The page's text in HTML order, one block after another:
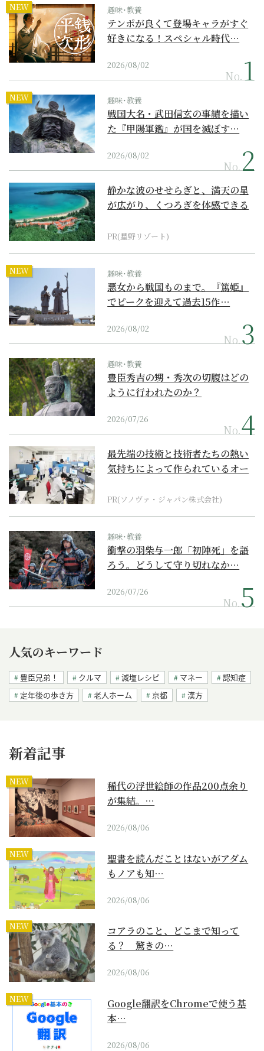
NEW 趣味･教養
テンポが良くて登場キャラがすぐ
好きになる！スペシャル時代…
2026/08/02
No.
NEW 趣味･教養
戦国大名・武田信玄の事績を描い
た『甲陽軍鑑』が国を滅ぼす…
2026/08/02
No.
静かな波のせせらぎと、満天の星
が広がり、くつろぎを体感できる
PR(星野リゾート)
NEW 趣味･教養
悪女から戦国ものまで。『篤姫』
でピークを迎えて過去15作…
2026/08/02
No.
趣味･教養
豊臣秀吉の甥・秀次の切腹はどの
ように行われたのか？
2026/07/26
No.
最先端の技術と技術者たちの熱い
気持ちによって作られているオー
PR(ソノヴァ・ジャパン株式会社)
趣味･教養
衝撃の羽柴与一郎「初陣死」を語
ろう。どうして守り切れなか…
2026/07/26
No.
人気のキーワード
豊臣兄弟！ クルマ 減塩レシピ マネー
認知症
定年後の歩き方
老人ホーム 京都 漢方
新着記事
NEW
稀代の浮世絵師の作品200点余り
が集結。…
2026/08/06
NEW
聖書を読んだことはないがアダム
もノアも知…
2026/08/06
NEW
コアラのこと、どこまで知って
る？ 驚きの…
2026/08/06
NEW
Google翻訳をChromeで使う基
本…
2026/08/06